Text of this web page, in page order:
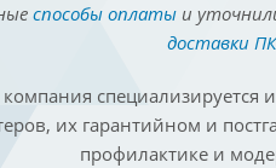
способы оплатыи
доставки ПК
специализируется
их гарантийном и
профилактике и